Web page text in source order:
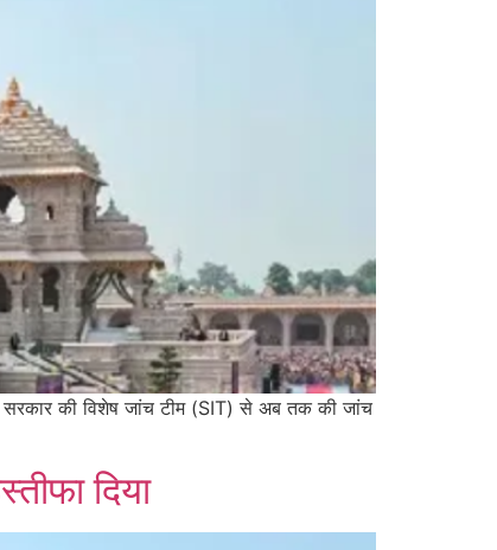
सरकार की विशेष जांच टीम (SIT) से अब तक की जांच
दिया